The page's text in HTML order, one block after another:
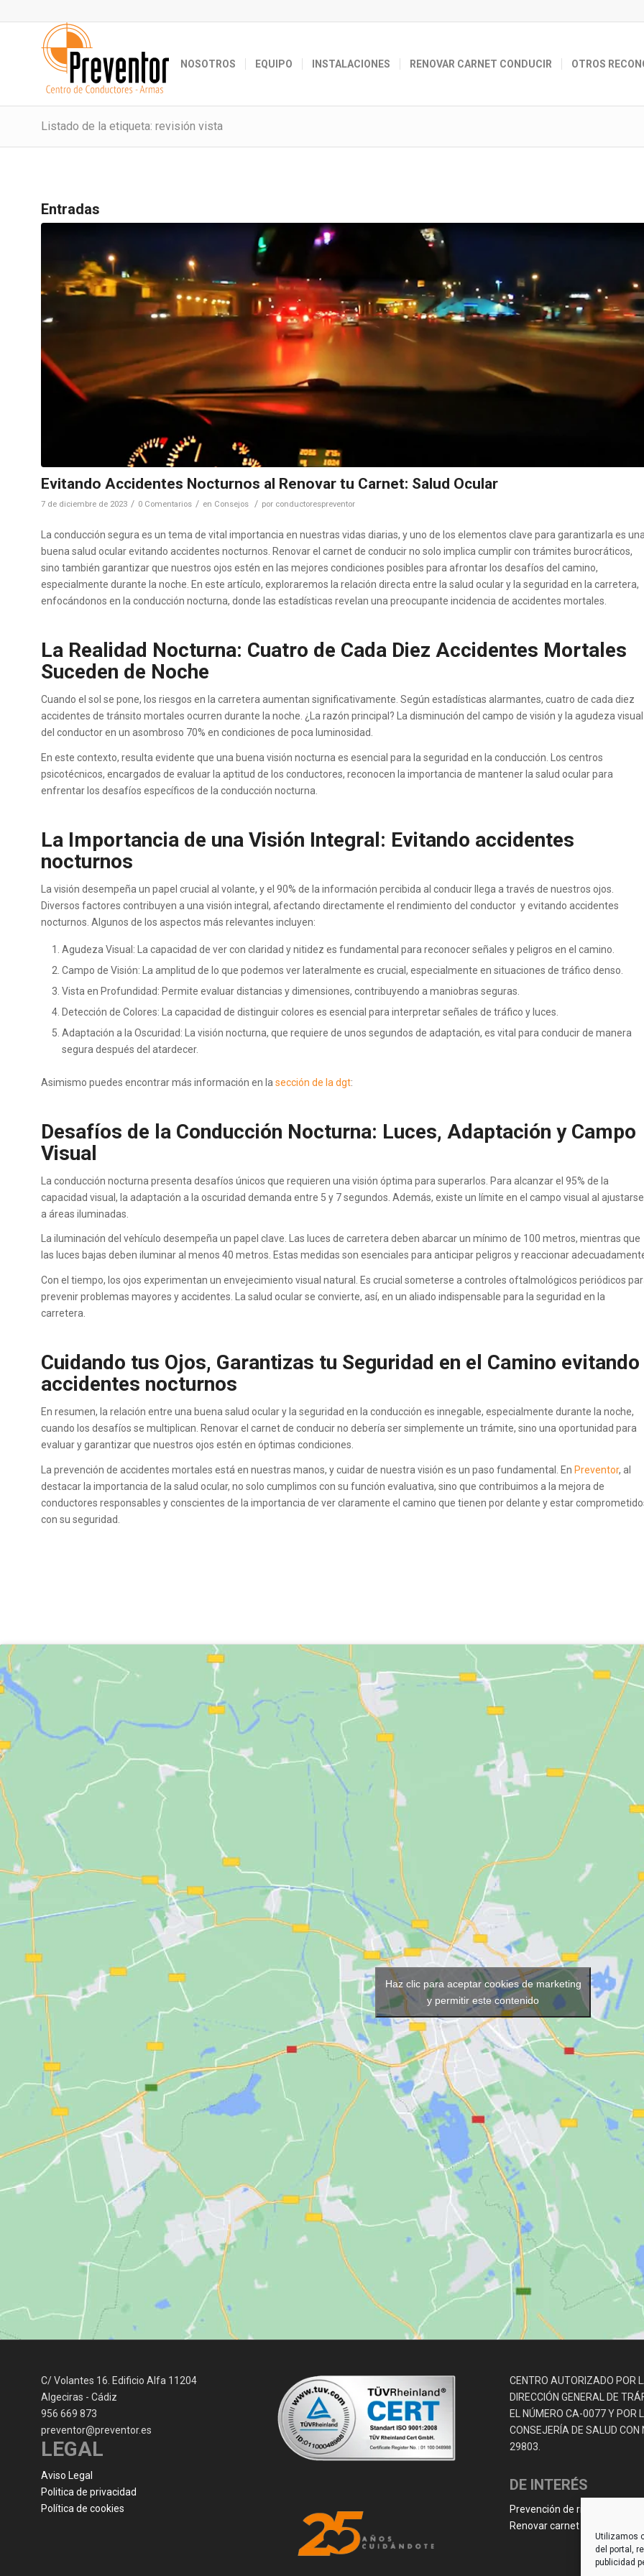
Utilizamos
del portal,
publicidad
NOSOTROS EQUIPO INSTALACIONES RENOVAR CARNET CONDUCIR OTROS
Listado de la etiqueta: revisión vista
Entradas
Evitando Accidentes Nocturnos al Renovar tu Carnet: Salud Ocular
7 de diciembre de 2023 / 0 Comentarios / en Consejos / por conductorespreventor
La conducción segura es un tema de vital importancia en nuestras vidas diarias, y uno de los elementos clave para garantizarla es
buena salud ocular evitando accidentes nocturnos. Renovar el carnet de conducir no solo implica cumplir con trámites burocráticos,
sino también garantizar que nuestros ojos estén en las mejores condiciones posibles para afrontar los desafíos del camino,
especialmente durante la noche. En este artículo, exploraremos la relación directa entre la salud ocular y la seguridad en la carretera,
enfocándonos en la conducción nocturna, donde las estadísticas revelan una preocupante incidencia de accidentes mortales.
La Realidad Nocturna: Cuatro de Cada Diez Accidentes Mortales
Suceden de Noche
Cuando el sol se pone, los riesgos en la carretera aumentan significativamente. Según estadísticas alarmantes, cuatro de cada diez
accidentes de tránsito mortales ocurren durante la noche. ¿La razón principal? La disminución del campo de visión y la agudeza visual
del conductor en un asombroso 70% en condiciones de poca luminosidad.
En este contexto, resulta evidente que una buena visión nocturna es esencial para la seguridad en la conducción. Los centros
psicotécnicos, encargados de evaluar la aptitud de los conductores, reconocen la importancia de mantener la salud ocular para
enfrentar los desafíos específicos de la conducción nocturna.
La Importancia de una Visión Integral: Evitando accidentes
nocturnos
La visión desempeña un papel crucial al volante, y el 90% de la información percibida al conducir llega a través de nuestros ojos.
Diversos factores contribuyen a una visión integral, afectando directamente el rendimiento del conductor y evitando accidentes
nocturnos. Algunos de los aspectos más relevantes incluyen:
Agudeza Visual: La capacidad de ver con claridad y nitidez es fundamental para reconocer señales y peligros en el camino.
Campo de Visión: La amplitud de lo que podemos ver lateralmente es crucial, especialmente en situaciones de tráfico denso.
Vista en Profundidad: Permite evaluar distancias y dimensiones, contribuyendo a maniobras seguras.
Detección de Colores: La capacidad de distinguir colores es esencial para interpretar señales de tráfico y luces.
Adaptación a la Oscuridad: La visión nocturna, que requiere de unos segundos de adaptación, es vital para conducir de manera
segura después del atardecer.
Asimismo puedes encontrar más información en la sección de la dgt:
Desafíos de la Conducción Nocturna: Luces, Adaptación y Campo
Visual
La conducción nocturna presenta desafíos únicos que requieren una visión óptima para superarlos. Para alcanzar el 95% de la
capacidad visual, la adaptación a la oscuridad demanda entre 5 y 7 segundos. Además, existe un límite en el campo visual al ajustarse
a áreas iluminadas.
La iluminación del vehículo desempeña un papel clave. Las luces de carretera deben abarcar un mínimo de 100 metros, mientras que
las luces bajas deben iluminar al menos 40 metros. Estas medidas son esenciales para anticipar peligros y reaccionar
Con el tiempo, los ojos experimentan un envejecimiento visual natural. Es crucial someterse a controles oftalmológicos periódicos
prevenir problemas mayores y accidentes. La salud ocular se convierte, así, en un aliado indispensable para la seguridad en la
carretera.
Cuidando tus Ojos, Garantizas tu Seguridad en el Camino evitando
accidentes nocturnos
En resumen, la relación entre una buena salud ocular y la seguridad en la conducción es innegable, especialmente durante la noche,
cuando los desafíos se multiplican. Renovar el carnet de conducir no debería ser simplemente un trámite, sino una oportunidad para
evaluar y garantizar que nuestros ojos estén en óptimas condiciones.
La prevención de accidentes mortales está en nuestras manos, y cuidar de nuestra visión es un paso fundamental. En Preventor, al
destacar la importancia de la salud ocular, no solo cumplimos con su función evaluativa, sino que contribuimos a la mejora de
conductores responsables y conscientes de la importancia de ver claramente el camino que tienen por delante y estar
con su seguridad.
Haz clic para aceptar cookies de marketing
y permitir este contenido
C/ Volantes 16. Edificio Alfa 11204
Algeciras - Cádiz
956 669 873
preventor@preventor.es
LEGAL
Aviso Legal
Politica de privacidad
Política de cookies
CENTRO AUTORIZADO POR
DIRECCIÓN GENERAL DE
EL NÚMERO CA-0077 Y POR
CONSEJERÍA DE SALUD CON
29803.
DE INTERÉS
Prevención de riesgos
Renovar carnet de conducir